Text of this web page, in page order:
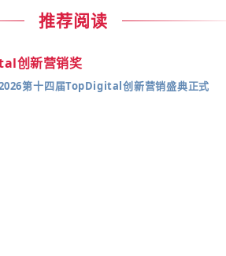
推荐阅读
创新营销奖
第十四届TopDigital创新营销盛典正式